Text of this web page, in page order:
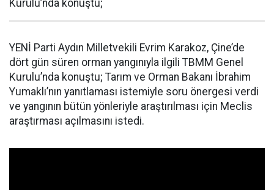
Kurulu’nda konuştu;
YENİ Parti Aydın Milletvekili Evrim Karakoz, Çine’de
dört gün süren orman yangınıyla ilgili TBMM Genel
Kurulu’nda konuştu; Tarım ve Orman Bakanı İbrahim
Yumaklı’nın yanıtlaması istemiyle soru önergesi verdi
ve yangının bütün yönleriyle araştırılması için Meclis
araştırması açılmasını istedi.